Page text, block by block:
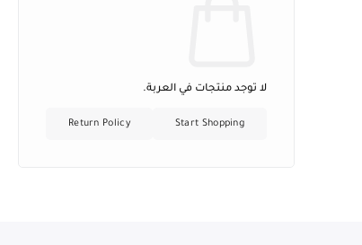
لا توجد منتجات في العربة.
Start Shopping
Return Policy